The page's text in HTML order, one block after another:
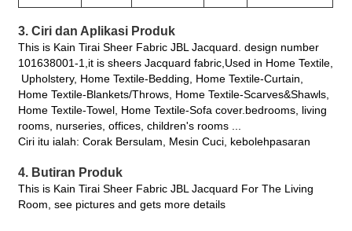
3. Ciri dan Aplikasi Produk
This is Kain Tirai Sheer Fabric JBL Jacquard. design number
101638001-1,it is sheers Jacquard fabric,Used in Home Textile,
Upholstery, Home Textile-Bedding, Home Textile-Curtain,
Home Textile-Blankets/Throws, Home Textile-Scarves&Shawls,
Home Textile-Towel, Home Textile-Sofa cover.bedrooms, living
rooms, nurseries, offices, children's rooms ...
Ciri itu ialah: Corak Bersulam, Mesin Cuci, kebolehpasaran
4. Butiran Produk
This is Kain Tirai Sheer Fabric JBL Jacquard For The Living
Room, see pictures and gets more details